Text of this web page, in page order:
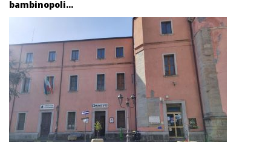
bambinopoli...